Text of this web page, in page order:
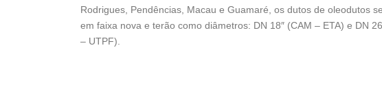
Rodrigues, Pendências, Macau e Guamaré, os dutos de oleodutos
em faixa nova e terão como diâmetros: DN 18″ (CAM – ETA) e DN
– UTPF).